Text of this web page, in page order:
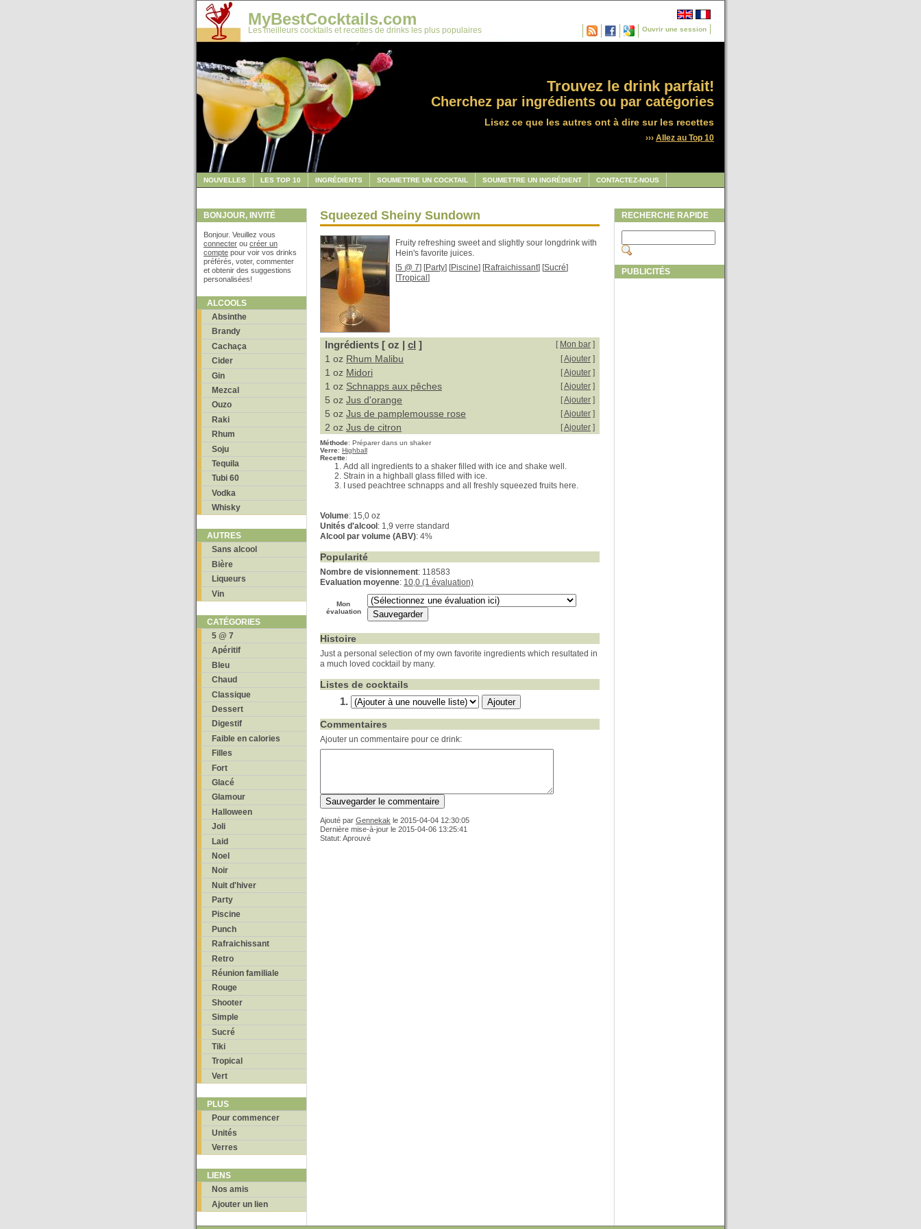
Ouvrir une session
MyBestCocktails.com
Les meilleurs cocktails et recettes de drinks les plus populaires
Trouvez le drink parfait!
Cherchez par ingrédients ou par catégories
Lisez ce que les autres ont à dire sur les recettes
››› Allez au Top 10
NOUVELLES LES TOP 10 INGRÉDIENTS SOUMETTRE UN COCKTAIL SOUMETTRE UN INGRÉDIENT CONTACTEZ-NOUS
BONJOUR, INVITÉ
Bonjour. Veuillez vous
connecter ou créer un
compte pour voir vos drinks
préférés, voter, commenter
et obtenir des suggestions
personalisées!
ALCOOLS
Absinthe
Brandy
Cachaça
Cider
Gin
Mezcal
Ouzo
Raki
Rhum
Soju
Tequila
Tubi 60
Vodka
Whisky
AUTRES
Sans alcool
Bière
Liqueurs
Vin
CATÉGORIES
5 @ 7
Apéritif
Bleu
Chaud
Classique
Dessert
Digestif
Faible en calories
Filles
Fort
Glacé
Glamour
Halloween
Joli
Laid
Noel
Noir
Nuit d'hiver
Party
Piscine
Punch
Rafraichissant
Retro
Réunion familiale
Rouge
Shooter
Simple
Sucré
Tiki
Tropical
Vert
PLUS
Pour commencer
Unités
Verres
LIENS
Nos amis
Ajouter un lien
Squeezed Sheiny Sundown
Fruity refreshing sweet and slightly sour longdrink with
Hein's favorite juices.
[5 @ 7] [Party] [Piscine] [Rafraichissant] [Sucré]
[Tropical ]
Ingrédients [ oz | cl ] [ Mon bar ]
1 oz Rhum Malibu [Ajouter ]
1 oz Midori [Ajouter ]
1 oz Schnapps aux pêches [Ajouter ]
5 oz Jus d'orange [Ajouter ]
5 oz Jus de pamplemousse rose [Ajouter ]
2 oz Jus de citron [Ajouter ]
Méthode: Préparer dans un shaker
Verre: Highball
Recette:
Add all ingredients to a shaker filled with ice and shake well.
Strain in a highball glass filled with ice.
I used peachtree schnapps and all freshly squeezed fruits here.
Volume: 15,0 oz
Unités d'alcool : 1,9 verre standard
Alcool par volume (ABV): 4%
Popularité
Nombre de visionnement: 118583
Evaluation moyenne: 10,0 (1 évaluation)
Mon
évaluation
Histoire
Just a personal selection of my own favorite ingredients which resultated in
a much loved cocktail by many.
Listes de cocktails
Commentaires
Ajouter un commentaire pour ce drink:
Ajouté par Gennekak le 2015-04-04 12:30:05
Dernière mise-à-jour le 2015-04-06 13:25:41
Statut: Aprouvé
RECHERCHE RAPIDE
PUBLICITÉS